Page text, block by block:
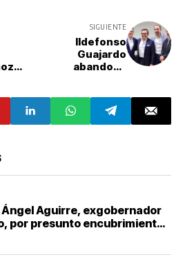
SIGUIENTE
Ildefonso
Guajardo
abandona
Aguirre, exgobernador
por presunto encubrimiento